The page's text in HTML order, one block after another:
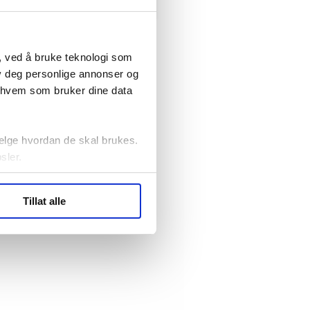
ved å bruke teknologi som
personlige annonser og
som bruker dine data
hvordan de skal brukes.
(cookies) for å lære
statistikk.
Tillat alle